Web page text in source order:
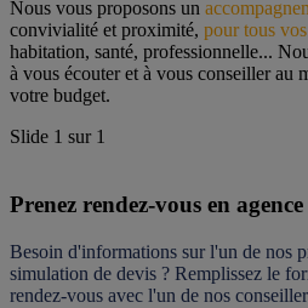
Nous vous proposons un
convivialité et proximité, pour tous
habitation, santé, professionnelle...
à vous écouter et à vous conseiller au
votre budget.
Slide 1 sur 1
Prenez rendez-vous en agence
Besoin d'informations sur l'un de nos
simulation de devis ? Remplissez le
rendez-vous avec l'un de nos